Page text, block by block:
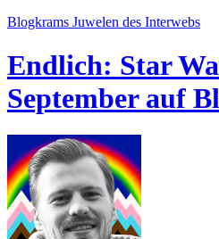
Blogkrams Juwelen des Interwebs
Endlich: Star
September auf